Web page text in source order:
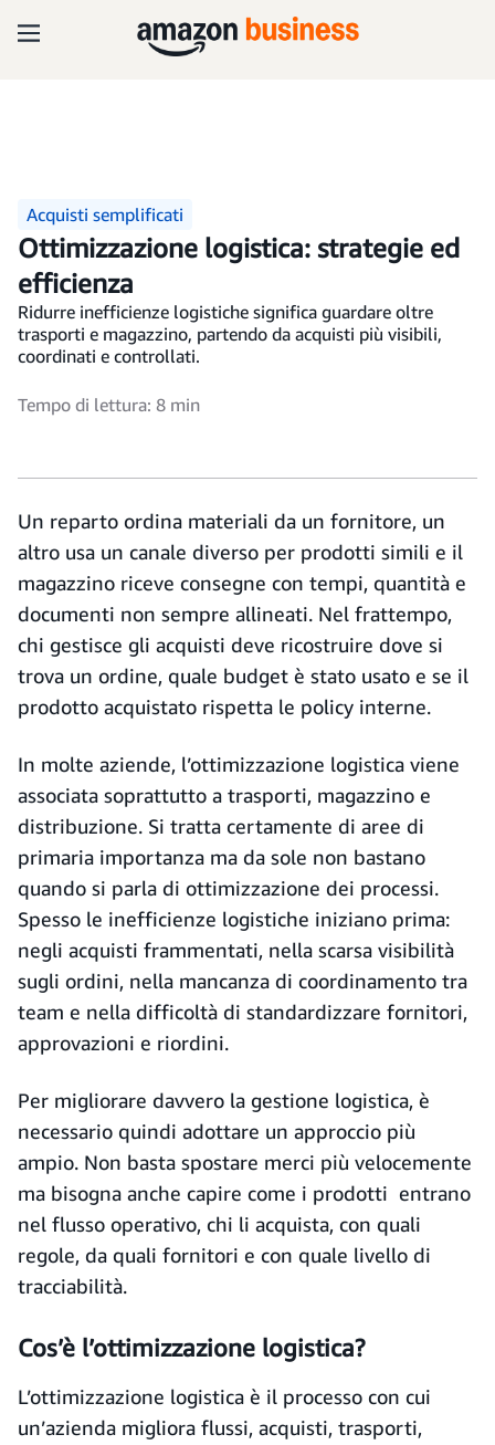
Acquisti semplificati
Ottimizzazione logistica: strategie ed
efficienza
Ridurre inefficienze logistiche significa guardare oltre
trasporti e magazzino, partendo da acquisti più visibili,
coordinati e controllati.
Tempo di lettura: 8 min
Un reparto ordina materiali da un fornitore, un
altro usa un canale diverso per prodotti simili e il
magazzino riceve consegne con tempi, quantità e
documenti non sempre allineati. Nel frattempo,
chi gestisce gli acquisti deve ricostruire dove si
trova un ordine, quale budget è stato usato e se il
prodotto acquistato rispetta le policy interne.
In molte aziende, l’ottimizzazione logistica viene
associata soprattutto a trasporti, magazzino e
distribuzione. Si tratta certamente di aree di
primaria importanza ma da sole non bastano
quando si parla di ottimizzazione dei processi.
Spesso le inefficienze logistiche iniziano prima:
negli acquisti frammentati, nella scarsa visibilità
sugli ordini, nella mancanza di coordinamento tra
team e nella difficoltà di standardizzare fornitori,
approvazioni e riordini.
Per migliorare davvero la gestione logistica, è
necessario quindi adottare un approccio più
ampio. Non basta spostare merci più velocemente
ma bisogna anche capire come i prodotti entrano
nel flusso operativo, chi li acquista, con quali
regole, da quali fornitori e con quale livello di
tracciabilità.
Cos’è l’ottimizzazione logistica?
L’ottimizzazione logistica è il processo con cui
un’azienda migliora flussi, acquisti, trasporti,